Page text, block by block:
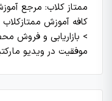
ممتاز کلاب: مرجع
کافه آموزش ممتازکلاب
> بازاریابی و فروش
موفقیت در ویدیو